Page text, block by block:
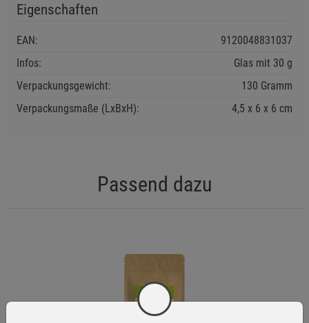
Eigenschaften
EAN:
9120048831037
Infos:
Glas mit 30 g
Verpackungsgewicht:
130 Gramm
Verpackungsmaße (LxBxH):
4,5 6 6 cm
Passend dazu